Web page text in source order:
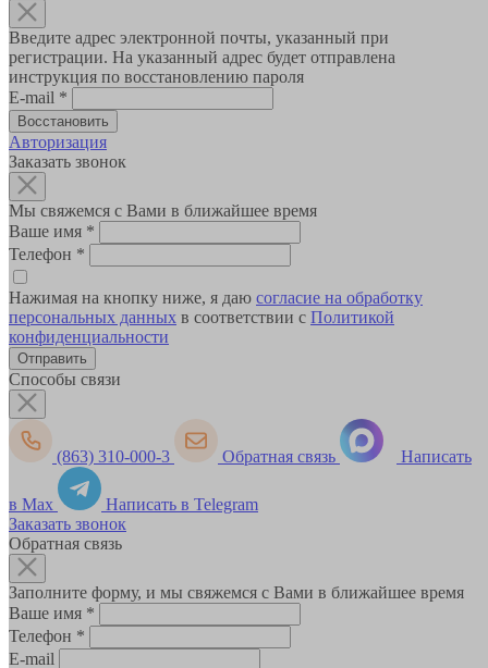
Введите адрес электронной почты, указанный при
регистрации. На указанный адрес будет отправлена
инструкция по восстановлению пароля
E-mail *
Авторизация
Заказать звонок
Мы свяжемся с Вами в ближайшее время
Ваше имя *
Телефон *
Нажимая на кнопку ниже, я даю согласие на обработку
персональных данных в соответствии с Политикой
конфиденциальности
Способы связи
(863) 310-000-3 Обратная связь Написать
в Max
Написать в Telegram
Заказать звонок
Обратная связь
Заполните форму, и мы свяжемся с Вами в ближайшее время
Ваше имя *
Телефон *
E-mail